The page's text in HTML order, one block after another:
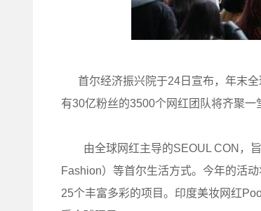
首尔经济振兴院于24日宣布，年末全
有30亿粉丝的3500个网红团队将齐聚一
由全球网红主导的SEOUL CON，旨
Fashion）等首尔生活方式。今年的活
25个丰富多彩的项目。印度美妆网红